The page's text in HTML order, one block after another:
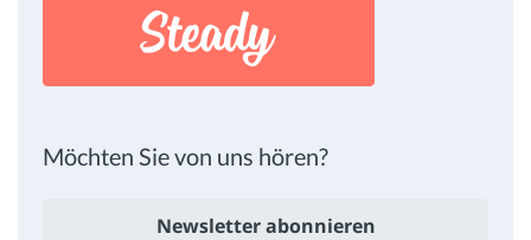
Möchten Sie von uns hören?
Newsletter abonnieren